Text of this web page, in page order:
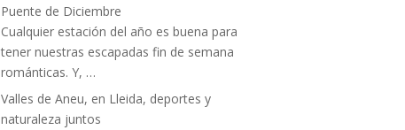
Puente de Diciembre
Cualquier estación del año es buena para
tener nuestras escapadas fin de semana
románticas. Y, …
Valles de Aneu, en Lleida, deportes y
naturaleza juntos